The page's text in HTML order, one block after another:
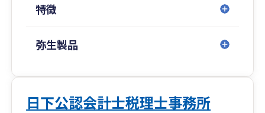
特徴
弥生製品
日下公認会計士税理士事務所